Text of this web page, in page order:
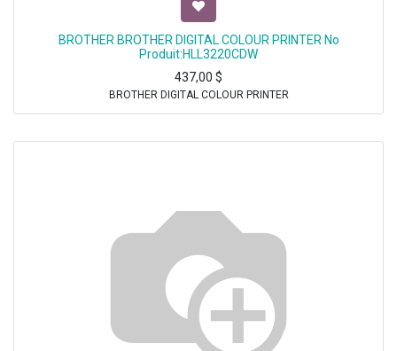
BROTHER BROTHER DIGITAL COLOUR PRINTER No
Produit:HLL3220CDW
437,00 $
BROTHER DIGITAL COLOUR PRINTER